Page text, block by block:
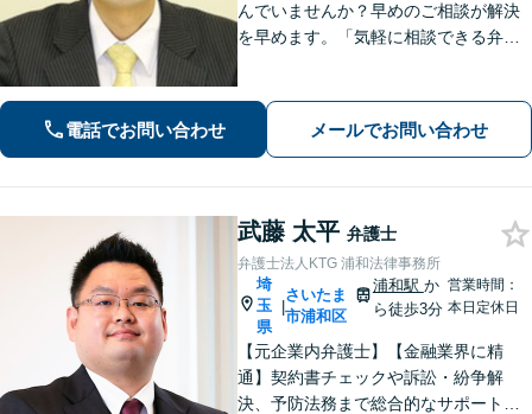
んでいませんか？早めのご相談が解決
を早めます。「気軽に相談できる弁護
かした迅速な行動力でサポートしま
す。まずはお気軽にご相談ください。
電話でお問い合わせ メールでお問い合わせ
武藤 太平 弁護士
弁護士法人KTG 浦和法律事務所
埼
玉
県
|
さいたま
市浦和区
浦和駅 か
ら徒歩3分
営業時間：
本日定休日
【元企業内弁護士】【金融業界に精
通】契約書チェックや訴訟・紛争解
決、予防法務まで総合的なサポートが